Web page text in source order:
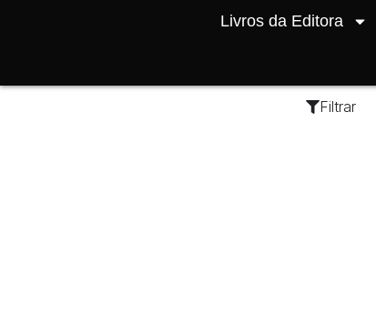
Livros da Editora
Filtrar